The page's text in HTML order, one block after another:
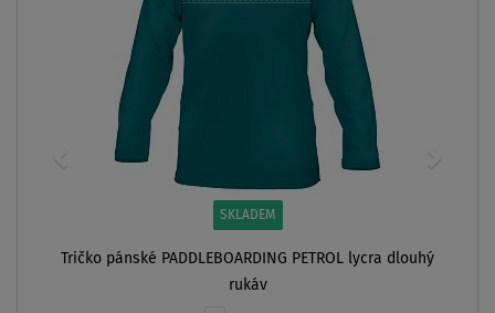
SKLADEM
Tričko pánské PADDLEBOARDING PETROL lycra dlouhý
rukáv